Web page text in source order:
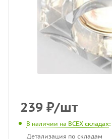
239 ₽/шт
В наличии на ВСЕХ складах
Детализация по складам